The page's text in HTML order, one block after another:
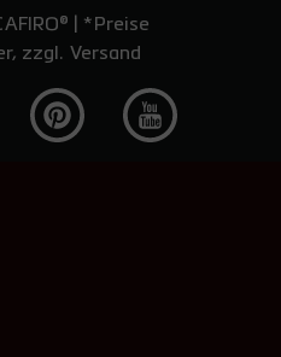
| *Preise
zzgl. Versand